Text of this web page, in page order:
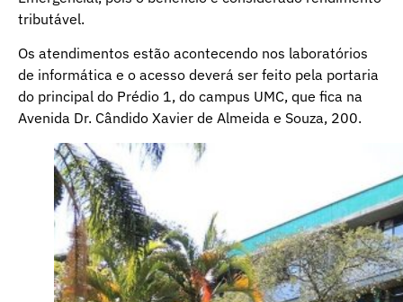
tributável.
Os atendimentos estão acontecendo nos laboratórios
de informática e o acesso deverá ser feito pela portaria
do principal do Prédio 1, do campus UMC, que fica na
Avenida Dr. Cândido Xavier de Almeida e Souza, 200.